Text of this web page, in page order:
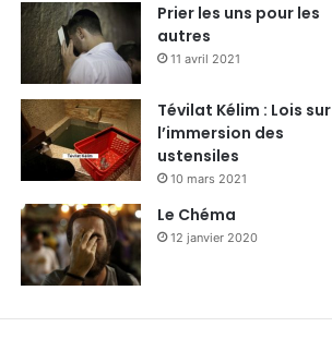
Prier les uns pour les
autres
11 avril 2021
Tévilat Kélim : Lois sur
l’immersion des
ustensiles
10 mars 2021
Le Chéma
12 janvier 2020